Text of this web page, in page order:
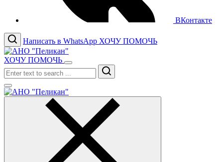
ВКонтакте
Написать в WhatsApp ХОЧУ ПОМОЧЬ
ХОЧУ ПОМОЧЬ
Search